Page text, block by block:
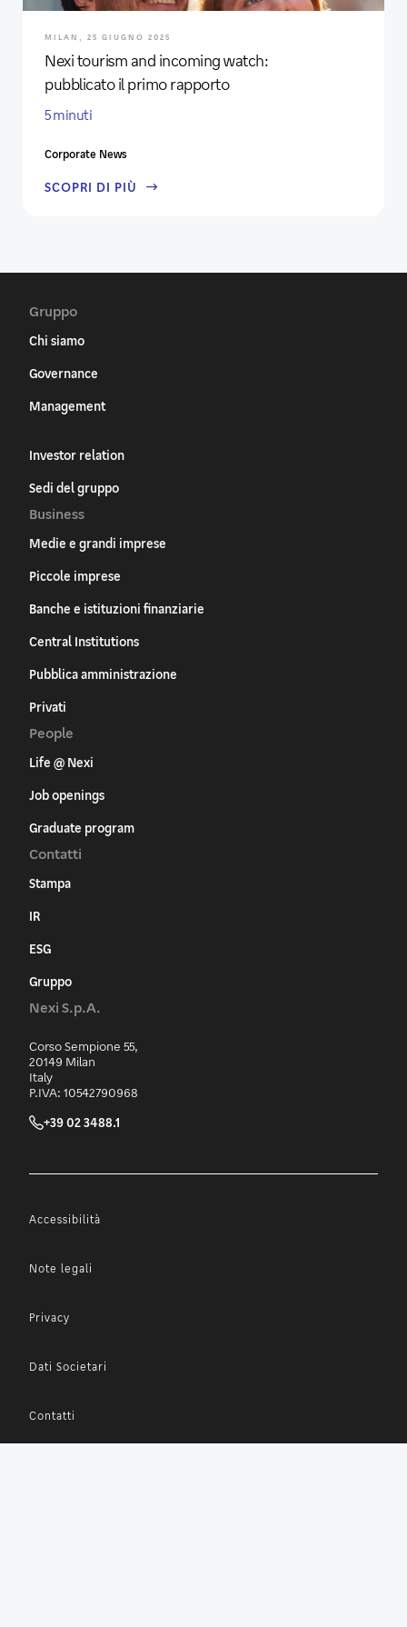
MILAN, 25 GIUGNO 2025
Nexi tourism and incoming watch:
pubblicato il primo rapporto
5 minuti
Corporate News
SCOPRI DI PIÙ
Gruppo
Chi siamo
Governance
Management
Investor relation
Sedi del gruppo
Business
Medie e grandi imprese
Piccole imprese
Banche e istituzioni finanziarie
Central Institutions
Pubblica amministrazione
Privati
People
Life @ Nexi
Job openings
Graduate program
Contatti
Stampa
IR
ESG
Gruppo
Nexi S.p.A.
Corso Sempione 55,
20149 Milan
Italy
P.IVA: 10542790968
+39 02 3488.1
Accessibilità
Note legali
Privacy
Dati Societari
Contatti